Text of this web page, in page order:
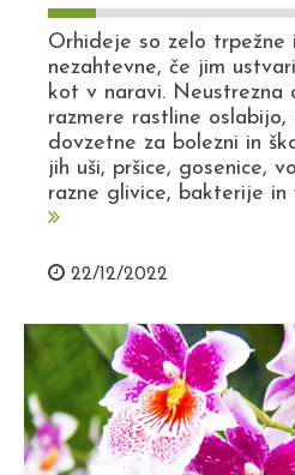
Orhideje so zelo trpežne
nezahtevne, če jim
kot v naravi. Neustrezna
razmere rastline
dovzetne za bolezni in
jih uši, pršice, gosenice,
razne glivice, bakterije in
22/12/2022